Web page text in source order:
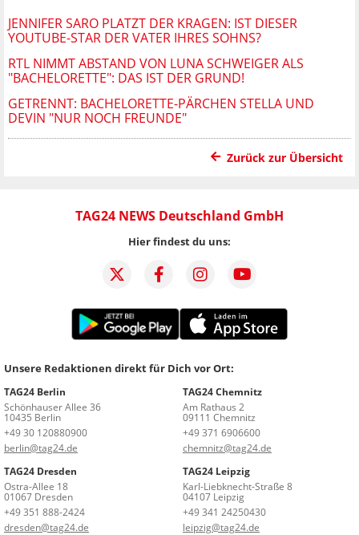
JENNIFER SARO PLATZT DER KRAGEN: IST DIESER
YOUTUBE-STAR DER VATER IHRES SOHNS?
RTL NIMMT ABSTAND VON LUNA SCHWEIGER ALS
"BACHELORETTE": DAS IST DER GRUND!
GETRENNT: BACHELORETTE-PÄRCHEN STELLA UND
DEVIN "NUR NOCH FREUNDE"
Zurück zur Übersicht
TAG24 NEWS Deutschland GmbH
Hier findest du uns:
Unsere Redaktionen direkt für Dich vor Ort:
TAG24 Berlin
Schönhauser Allee 36
10435 Berlin
+49 30 120880900
berlin@tag24.de
TAG24 Chemnitz
Am Rathaus 2
09111 Chemnitz
+49 371 6906600
chemnitz@tag24.de
TAG24 Dresden
Ostra-Allee 18
01067 Dresden
+49 351 888-2424
dresden@tag24.de
TAG24 Leipzig
Karl-Liebknecht-Straße 8
04107 Leipzig
+49 341 24250430
leipzig@tag24.de